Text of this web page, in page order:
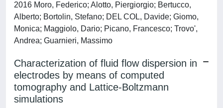
2016 Moro, Federico; Alotto, Piergiorgio; Bertucco,
Alberto; Bortolin, Stefano; DEL COL, Davide; Giomo,
Monica; Maggiolo, Dario; Picano, Francesco; Trovo',
Andrea; Guarnieri, Massimo
Characterization of fluid flow dispersion in
electrodes by means of computed
tomography and Lattice-Boltzmann
simulations